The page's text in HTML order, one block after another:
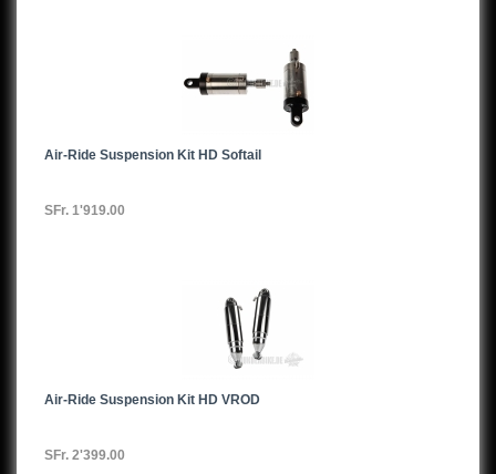
Air-Ride Suspension Kit HD Softail
SFr. 1'919.00
Air-Ride Suspension Kit HD VROD
SFr. 2'399.00